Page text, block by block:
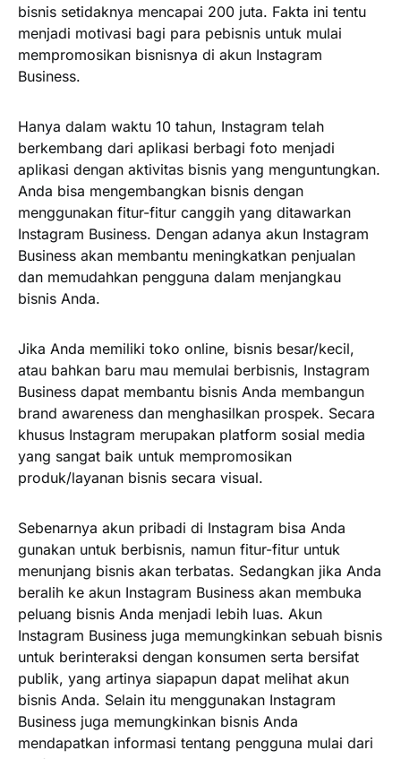
bisnis setidaknya mencapai 200 juta. Fakta ini tentu
menjadi motivasi bagi para pebisnis untuk mulai
mempromosikan bisnisnya di akun Instagram
Business.
Hanya dalam waktu 10 tahun, Instagram telah
berkembang dari aplikasi berbagi foto menjadi
aplikasi dengan aktivitas bisnis yang menguntungkan.
Anda bisa mengembangkan bisnis dengan
menggunakan fitur-fitur canggih yang ditawarkan
Instagram Business. Dengan adanya akun Instagram
Business akan membantu meningkatkan penjualan
dan memudahkan pengguna dalam menjangkau
bisnis Anda.
Jika Anda memiliki toko online, bisnis besar/kecil,
atau bahkan baru mau memulai berbisnis, Instagram
Business dapat membantu bisnis Anda membangun
brand awareness dan menghasilkan prospek. Secara
khusus Instagram merupakan platform sosial media
yang sangat baik untuk mempromosikan
produk/layanan bisnis secara visual.
Sebenarnya akun pribadi di Instagram bisa Anda
gunakan untuk berbisnis, namun fitur-fitur untuk
menunjang bisnis akan terbatas. Sedangkan jika Anda
beralih ke akun Instagram Business akan membuka
peluang bisnis Anda menjadi lebih luas. Akun
Instagram Business juga memungkinkan sebuah bisnis
untuk berinteraksi dengan konsumen serta bersifat
publik, yang artinya siapapun dapat melihat akun
bisnis Anda. Selain itu menggunakan Instagram
Business juga memungkinkan bisnis Anda
mendapatkan informasi tentang pengguna mulai dari